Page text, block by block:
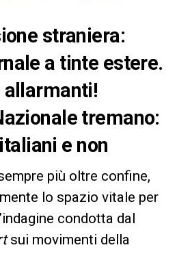
straniera:
a tinte estere.
allarmanti!
tremano:
e non
più oltre confine,
lo spazio vitale per
condotta dal
sui movimenti della